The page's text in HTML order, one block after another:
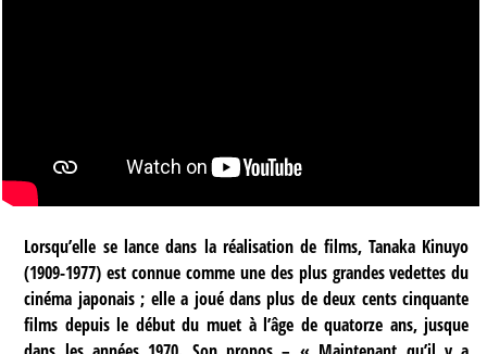
Lorsqu’elle se lance dans la réalisation de films, Tanaka Kinuyo
(1909-1977) est connue comme une des plus grandes vedettes du
cinéma japonais ; elle a joué dans plus de deux cents cinquante
films depuis le début du muet à l’âge de quatorze ans, jusque